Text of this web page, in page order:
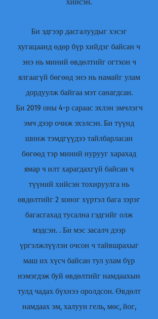
Би эдгээр дасгалуудыг хэсэг
хугацаанд өдөр бүр хийдэг байсан ч
энэ нь миний өвдөлтийг огтхон ч
ялгаагүй бөгөөд энэ нь намайг улам
дордуулж байгаа мэт санагдсан.
Би 2019 оны 4-р сараас эхлэн эмчлэгч
эмч дээр очиж эхэлсэн. Би түүнд
шинж тэмдгүүдээ тайлбарласан
бөгөөд тэр миний нурууг харахад
ямар ч илт харагдахгүй байсан ч
түүний хийсэн тохируулга нь
өвдөлтийг 2 хоног хүртэл бага зэрэг
багасгахад тусална гэдгийг олж
мэдсэн. . Би мэс засалч дээр
үргэлжлүүлэн очсон ч тайвшрахыг
маш их хүсч байсан тул улам бүр
нэмэгдэж буй өвдөлтийг намдаахын
тулд чадах бүхнээ оролдсон. Өвдөлт
намдаах эм, халуун гель, мөс, йог,